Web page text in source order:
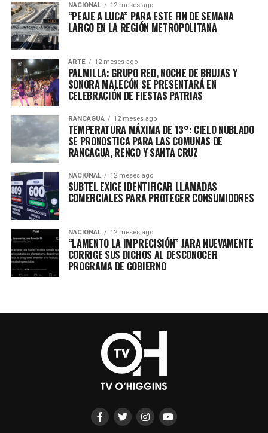
NACIONAL 12 meses ago
“PEAJE A LUCA” PARA ESTE FIN DE SEMANA
LARGO EN LA REGIÓN METROPOLITANA
ARTE 12 meses ago
PALMILLA: GRUPO RED, NOCHE DE BRUJAS Y
SONORA MALECÓN SE PRESENTARÁ EN
CELEBRACIÓN DE FIESTAS PATRIAS
RANCAGUA 12 meses ago
TEMPERATURA MÁXIMA DE 13°: CIELO NUBLADO
SE PRONOSTICA PARA LAS COMUNAS DE
RANCAGUA, RENGO Y SANTA CRUZ
NACIONAL 12 meses ago
SUBTEL EXIGE IDENTIFICAR LLAMADAS
COMERCIALES PARA PROTEGER CONSUMIDORES
NACIONAL 12 meses ago
“LAMENTO LA IMPRECISIÓN” JARA NUEVAMENTE
CORRIGE SUS DICHOS AL DESCONOCER
PROGRAMA DE GOBIERNO